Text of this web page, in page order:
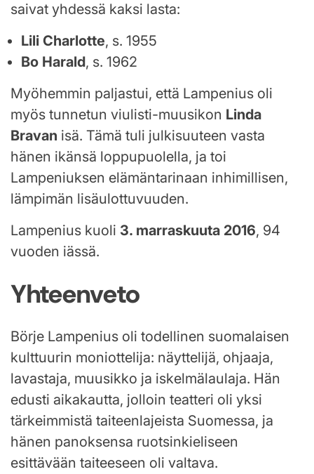
saivat yhdessä kaksi lasta:
Lili Charlotte, s. 1955
Bo Harald, s. 1962
Myöhemmin paljastui, että Lampenius oli
myös tunnetun viulisti-muusikon Linda
Bravan isä. Tämä tuli julkisuuteen vasta
hänen ikänsä loppupuolella, ja toi
Lampeniuksen elämäntarinaan inhimillisen,
lämpimän lisäulottuvuuden.
Lampenius kuoli 3. marraskuuta 2016, 94
vuoden iässä.
Yhteenveto
Börje Lampenius oli todellinen suomalaisen
kulttuurin moniottelija: näyttelijä, ohjaaja,
lavastaja, muusikko ja iskelmälaulaja. Hän
edusti aikakautta, jolloin teatteri oli yksi
tärkeimmistä taiteenlajeista Suomessa, ja
hänen panoksensa ruotsinkieliseen
esittävään taiteeseen oli valtava.